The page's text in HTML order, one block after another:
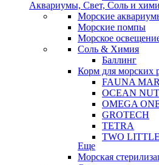
Аквариумы, Свет, Соль и
Морские
Морские помпы
Морское
Соль & Химия
Баллинг
Корм для морских
FAUNA
OCEAN
OMEGA
GROTECH
TETRA
TWO
Еще
Морская